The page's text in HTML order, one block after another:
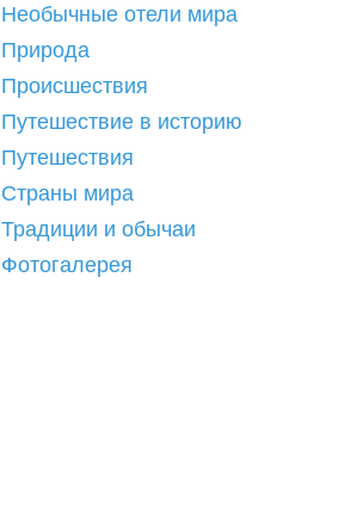
Необычные отели мира
Природа
Происшествия
Путешествие в историю
Путешествия
Страны мира
Традиции и обычаи
Фотогалерея